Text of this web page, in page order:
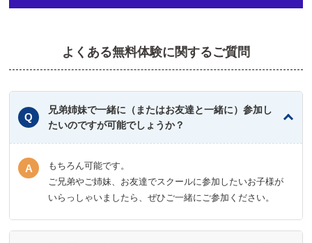
よくある無料体験に関するご質問
兄弟姉妹で一緒に（またはお友達と一緒に）参加し
たいのですが可能でしょうか？
もちろん可能です。
ご兄弟やご姉妹、お友達でスクールに参加したいお子様が
いらっしゃいましたら、ぜひご一緒にご参加ください。